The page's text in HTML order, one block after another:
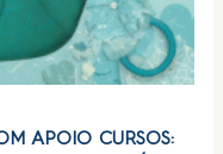
APOIO CURSOS: